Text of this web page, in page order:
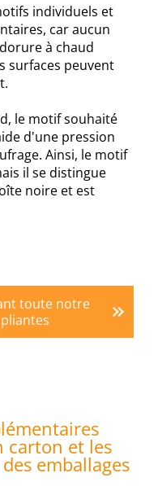
individuels et
car aucun
à chaud
surfaces peuvent
le motif souhaité
d'une pression
Ainsi, le motif
il se distingue
noire et est
toute notre
carton et les
emballages